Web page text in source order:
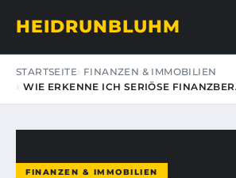
HEIDRUNBLUHM
STARTSEITE FINANZEN & IMMOBILIEN
WIE ERKENNE ICH SERIÖSE
FINANZEN & IMMOBILIEN